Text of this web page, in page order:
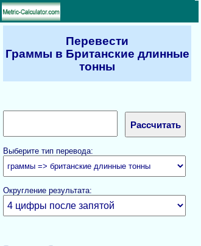
Перевести
Граммы в Британские длинные
тонны
Выберите тип перевода:
Округление результата: